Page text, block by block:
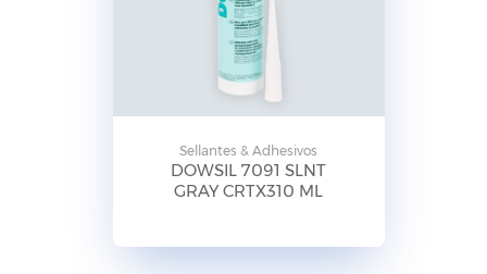
Sellantes & Adhesivos
DOWSIL 7091 SLNT
GRAY CRTX310 ML